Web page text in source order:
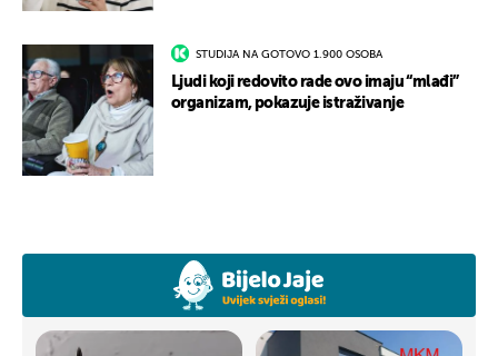
STUDIJA NA GOTOVO 1.900 OSOBA
Ljudi koji redovito rade ovo imaju “mlađi”
organizam, pokazuje istraživanje